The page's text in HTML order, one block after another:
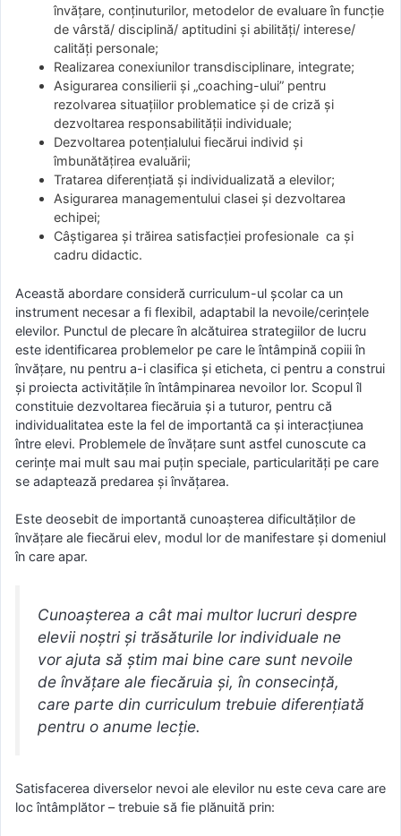
învăţare, conţinuturilor, metodelor de evaluare în funcţie
de vârstă/ disciplină/ aptitudini şi abilităţi/ interese/
calităţi personale;
Realizarea conexiunilor transdisciplinare, integrate;
Asigurarea consilierii şi „coaching-ului” pentru
rezolvarea situaţiilor problematice şi de criză şi
dezvoltarea responsabilităţii individuale;
Dezvoltarea potenţialului fiecărui individ şi
îmbunătăţirea evaluării;
Tratarea diferenţiată şi individualizată a elevilor;
Asigurarea managementului clasei şi dezvoltarea
echipei;
Câştigarea şi trăirea satisfacţiei profesionale ca şi
cadru didactic.
Această abordare consideră curriculum-ul şcolar ca un
instrument necesar a fi flexibil, adaptabil la nevoile/cerinţele
elevilor. Punctul de plecare în alcătuirea strategiilor de lucru
este identificarea problemelor pe care le întâmpină copiii în
învăţare, nu pentru a-i clasifica şi eticheta, ci pentru a construi
şi proiecta activităţile în întâmpinarea nevoilor lor. Scopul îl
constituie dezvoltarea fiecăruia şi a tuturor, pentru că
individualitatea este la fel de importantă ca şi interacţiunea
între elevi. Problemele de învăţare sunt astfel cunoscute ca
cerinţe mai mult sau mai puţin speciale, particularităţi pe care
se adaptează predarea şi învăţarea.
Este deosebit de importantă cunoaşterea dificultăţilor de
învăţare ale fiecărui elev, modul lor de manifestare şi domeniul
în care apar.
Cunoaşterea a cât mai multor lucruri despre
elevii noştri şi trăsăturile lor individuale ne
vor ajuta să ştim mai bine care sunt nevoile
de învăţare ale fiecăruia şi, în consecinţă,
care parte din curriculum trebuie diferenţiată
pentru o anume lecţie.
Satisfacerea diverselor nevoi ale elevilor nu este ceva care are
loc întâmplător – trebuie să fie plănuită prin: